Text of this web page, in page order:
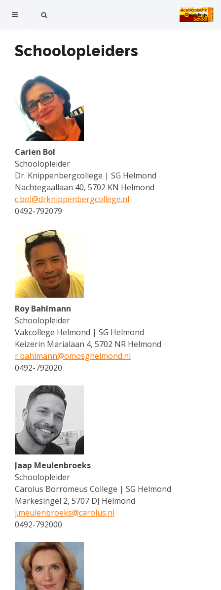
Schoolopleiders
Carien Bol
Schoolopleider
Dr. Knippenbergcollege | SG Helmond
Nachtegaallaan 40, 5702 KN Helmond
c.bol@drknippenbergcollege.nl
0492-792079
Roy Bahlmann
Schoolopleider
Vakcollege Helmond | SG Helmond
Keizerin Marialaan 4, 5702 NR Helmond
r.bahlmann@omosghelmond.nl
0492-792020
Jaap Meulenbroeks
Schoolopleider
Carolus Borromeus College | SG Helmond
Markesingel 2, 5707 DJ Helmond
j.meulenbroeks@carolus.nl
0492-792000